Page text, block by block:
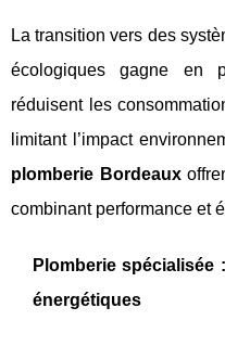
La transition vers des
écologiques gagne en
réduisent les
limitant l’impact
plomberie Bordeaux
combinant performance et
Plomberie spécialisée
énergétiques